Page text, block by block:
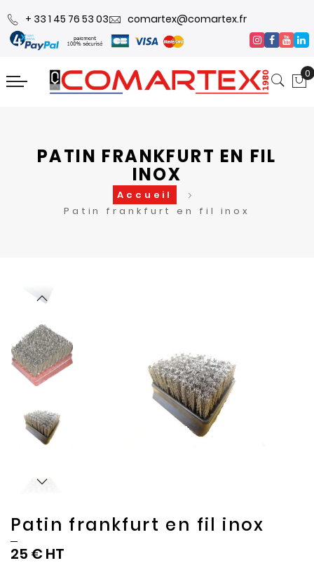
+ 33 1 45 76 53 03 comartex@comartex.fr
0
PATIN FRANKFURT EN FIL
INOX
Accueil
Patin frankfurt en fil inox
Patin frankfurt en fil inox
25 €
end
of
the
images
beginning
of
the
images